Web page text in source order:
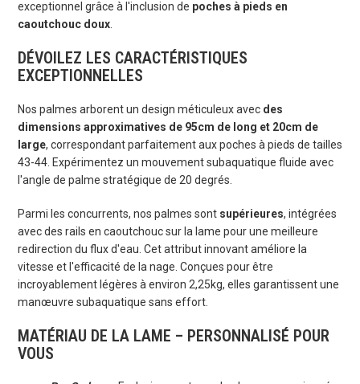
exceptionnel grâce à l'inclusion de poches à pieds en
caoutchouc doux
DÉVOILEZ LES CARACTÉRISTIQUES
EXCEPTIONNELLES
Nos palmes arborent un design méticuleux avec des
dimensions approximatives de 95cm de long et 20cm de
large, correspondant parfaitement aux poches à pieds de tailles
43-44. Expérimentez un mouvement subaquatique fluide avec
l'angle de palme stratégique de 20 degrés.
Parmi les concurrents, nos palmes sont supérieures, intégrées
avec des rails en caoutchouc sur la lame pour une meilleure
redirection du flux d'eau. Cet attribut innovant améliore la
vitesse et l'efficacité de la nage. Conçues pour être
incroyablement légères à environ 2,25kg, elles garantissent une
manœuvre subaquatique sans effort.
MATÉRIAU DE LA LAME – PERSONNALISÉ POUR
VOUS